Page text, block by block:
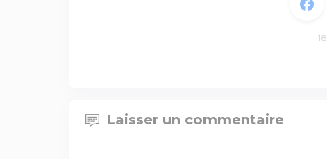
Laisser un commentaire